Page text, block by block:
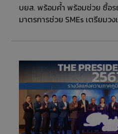
บยส. พร้อมค้ำ พร้อมช่วย ซื้อร
มาตรการช่วย SMEs เตรียมว
แข็งแกร่งให้กับ SMEs ไทย ต